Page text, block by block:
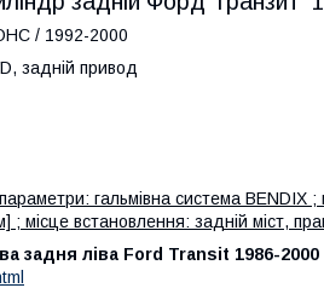
/ 1992-2000
задній привод
гальмівна система BENDIX
; місце встановлення: задній міст,
задня ліва Ford Transit 1986-2000